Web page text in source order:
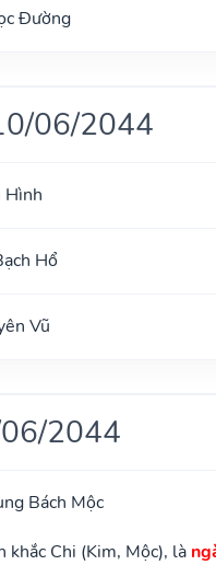
Đường
06/2044
Hình
Hổ
Vũ
2044
Bách Mộc
khắc Chi (Kim, Mộc), là